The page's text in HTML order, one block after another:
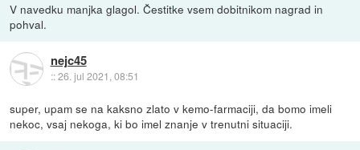
V navedku manjka glagol. Čestitke vsem dobitnikom nagrad in
pohval.
nejc45
::26. jul 2021, 08:51
super, upam se na kaksno zlato v kemo-farmaciji, da bomo imeli
nekoc, vsaj nekoga, ki bo imel znanje v trenutni situaciji.